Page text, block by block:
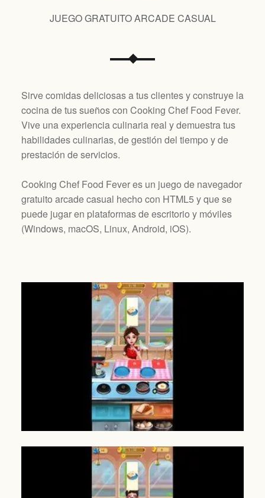
JUEGO GRATUITO ARCADE CASUAL
Sirve comidas deliciosas a tus clientes y construye la
cocina de tus sueños con Cooking Chef Food Fever.
Vive una experiencia culinaria real y demuestra tus
habilidades culinarias, de gestión del tiempo y de
prestación de servicios.
Cooking Chef Food Fever es un juego de navegador
gratuito arcade casual hecho con HTML5 y que se
puede jugar en plataformas de escritorio y móviles
(Windows, macOS, Linux, Android, iOS).